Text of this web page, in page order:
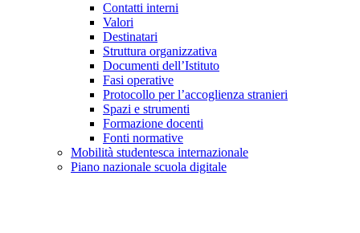
Contatti interni
Valori
Destinatari
Struttura organizzativa
Documenti dell’Istituto
Fasi operative
Protocollo per l’accoglienza stranieri
Spazi e strumenti
Formazione docenti
Fonti normative
Mobilità studentesca internazionale
Piano nazionale scuola digitale